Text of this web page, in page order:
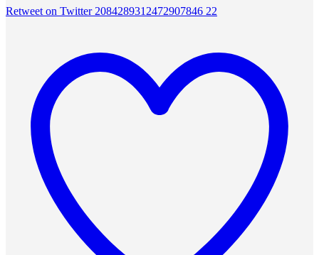
Retweet on Twitter 2084289312472907846 22